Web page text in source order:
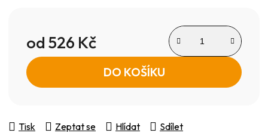
od 526 Kč
Měrná cena:
DO KOŠÍKU
Tisk Zeptat se Hlídat Sdílet